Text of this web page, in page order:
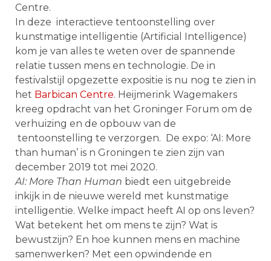
Centre.
In deze interactieve tentoonstelling over
kunstmatige intelligentie (Artificial Intelligence)
kom je van alles te weten over de spannende
relatie tussen mens en technologie. De in
festivalstijl opgezette expositie is nu nog te zien in
het Barbican Centre. Heijmerink Wagemakers
kreeg opdracht van het Groninger Forum om de
verhuizing en de opbouw van de
tentoonstelling te verzorgen. De expo: ‘AI: More
than human’ is n Groningen te zien zijn van
december 2019 tot mei 2020.
AI: More Than Human biedt een uitgebreide
inkijk in de nieuwe wereld met kunstmatige
intelligentie. Welke impact heeft AI op ons leven?
Wat betekent het om mens te zijn? Wat is
bewustzijn? En hoe kunnen mens en machine
samenwerken? Met een opwindende en